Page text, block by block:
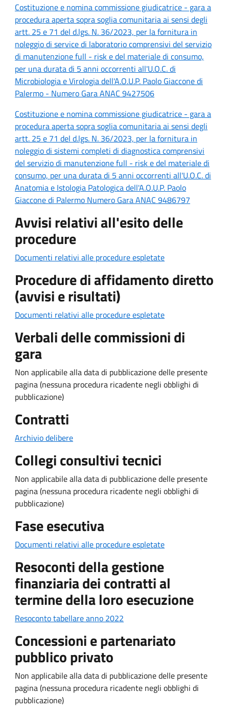
Costituzione e nomina commissione giudicatrice - gara a
procedura aperta sopra soglia comunitaria ai sensi degli
artt. 25 e 71 del d.lgs. N. 36/2023, per la fornitura in
noleggio di service di laboratorio comprensivi del servizio
di manutenzione full - risk e del materiale di consumo,
per una durata di 5 anni occorrenti all'U.O.C. di
Microbiologia e Virologia dell'A.O.U.P. Paolo Giaccone di
Palermo - Numero Gara ANAC 9427506
Costituzione e nomina commissione giudicatrice - gara a
procedura aperta sopra soglia comunitaria ai sensi degli
artt. 25 e 71 del d.lgs. N. 36/2023, per la fornitura in
noleggio di sistemi completi di diagnostica comprensivi
del servizio di manutenzione full - risk e del materiale di
consumo, per una durata di 5 anni occorrenti all'U.O.C. di
Anatomia e Istologia Patologica dell'A.O.U.P. Paolo
Giaccone di Palermo Numero Gara ANAC 9486797
Avvisi relativi all'esito delle
procedure
Documenti relativi alle procedure espletate
Procedure di affidamento diretto
(avvisi e risultati)
Documenti relativi alle procedure espletate
Verbali delle commissioni di
gara
Non applicabile alla data di pubblicazione delle presente
pagina (nessuna procedura ricadente negli obblighi di
pubblicazione)
Contratti
Archivio delibere
Collegi consultivi tecnici
Non applicabile alla data di pubblicazione delle presente
pagina (nessuna procedura ricadente negli obblighi di
pubblicazione)
Fase esecutiva
Documenti relativi alle procedure espletate
Resoconti della gestione
finanziaria dei contratti al
termine della loro esecuzione
Resoconto tabellare anno 2022
Concessioni e partenariato
pubblico privato
Non applicabile alla data di pubblicazione delle presente
pagina (nessuna procedura ricadente negli obblighi di
pubblicazione)